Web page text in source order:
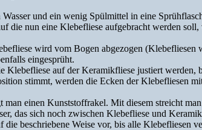
und ein wenig Spülmittel in eine
die nun eine Klebefliese aufgebracht werden
wird vom Bogen abgezogen (Klebefliesen
eingesprüht.
Klebefliese auf der Keramikfliese justiert werden,
stimmt, werden die Ecken der Klebefliesen
man einen Kunststoffrakel. Mit diesem streicht
das sich noch zwischen Klebefliese und
die beschriebene Weise vor, bis alle Klebefliesen